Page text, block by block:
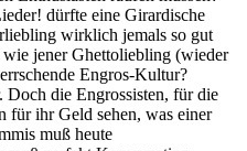
dürfte eine Girardische
wirklich jemals so gut
wie jener Ghettoliebling (wieder
Engros-Kultur?
Doch die Engrossisten, für die
für ihr Geld sehen, was einer
muß heute